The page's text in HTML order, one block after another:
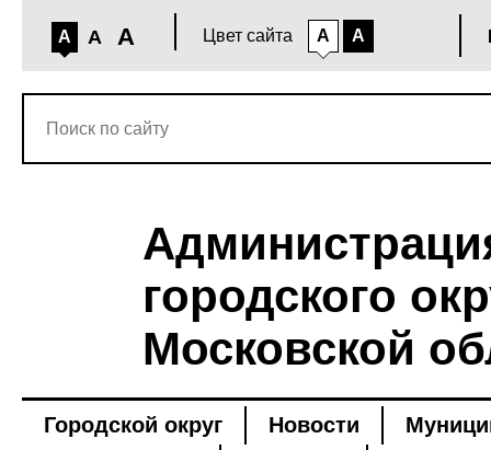
A A A Цвет сайта A A
городского
Московской
Городской округ Новости